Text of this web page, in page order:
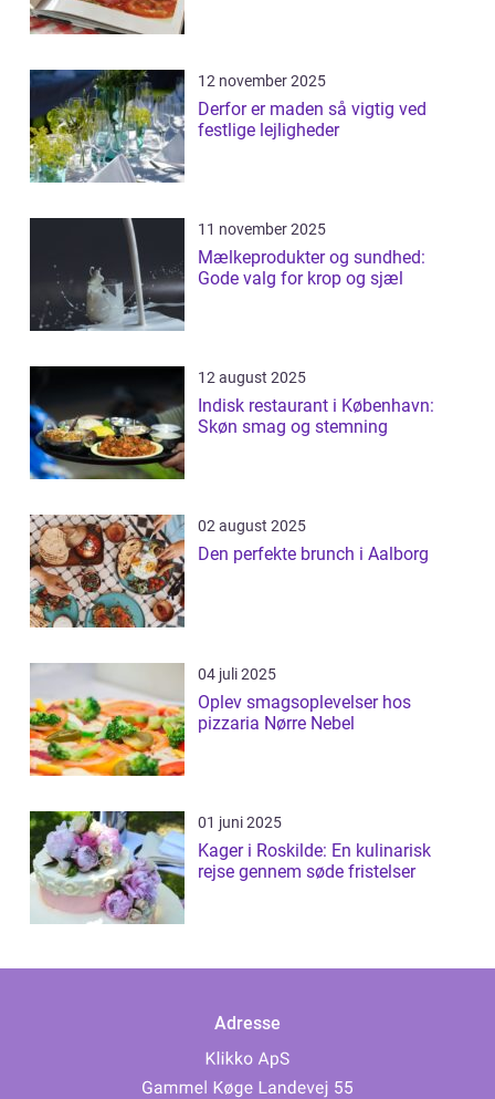
12 november 2025
Derfor er maden så vigtig ved
festlige lejligheder
11 november 2025
Mælkeprodukter og sundhed:
Gode valg for krop og sjæl
12 august 2025
Indisk restaurant i København:
Skøn smag og stemning
02 august 2025
Den perfekte brunch i Aalborg
04 juli 2025
Oplev smagsoplevelser hos
pizzaria Nørre Nebel
01 juni 2025
Kager i Roskilde: En kulinarisk
rejse gennem søde fristelser
Adresse